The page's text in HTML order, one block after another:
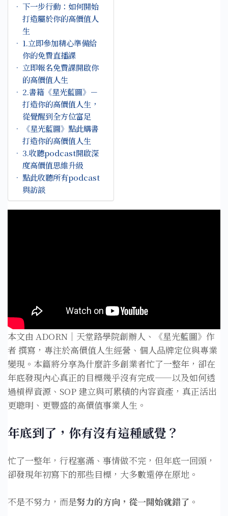
下一步行動：如何開始
打造屬於你的高價值人
生
1.立即參加精心準備給
你的免費直播課
立即報名免費課開啟你
的高價值人生
2.書籍《星光藍圖》－
打造你的高價值人生，
從覺醒到全方位富足
《星光藍圖》點此購書
打造你的高價值人生
3.收聽podcast開啟深
度高價值思維升級
點此收聽所有podcast
與訪談
本文由 ADORN｜天堂路學院創辦人、《星光藍圖》作
者 撰寫，專注於高價值人生經營、個人品牌定位與專業
變現。本篇將分享為什麼許多創業者忙了一整年，卻在
年底發現內心真正的目標幾乎沒有完成——以及如何透
過槓桿資源、SOP 建立與可累積的內容資產，真正活出
更聰明、更豐盛的高價值事業人生。
年底到了，你有沒有這種感覺？
忙了一整年，行程塞滿、事情做不完，但年底一回頭，
卻發現年初寫下的那些目標，大多數還停在原地。
不是不努力，而是努力的方向，從一開始就錯了。